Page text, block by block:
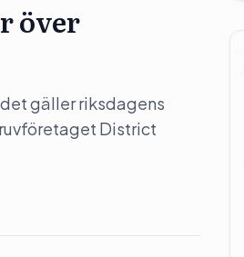
över
gäller riksdagens
District